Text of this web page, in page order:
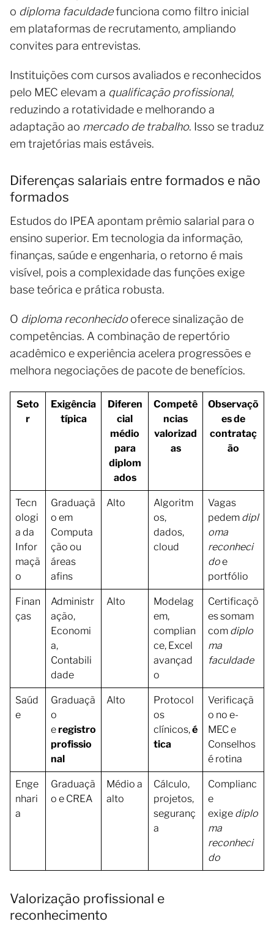
o diploma faculdadefunciona como filtro inicial
em plataformas de recrutamento, ampliando
convites para entrevistas.
Instituições com cursos avaliados e reconhecidos
pelo MEC elevam a qualificação profissional,
reduzindo a rotatividade e melhorando a
adaptação ao mercado de trabalho. Isso se traduz
em trajetórias mais estáveis.
Diferenças salariais entre formados e não
formados
Estudos do IPEA apontam prêmio salarial para o
ensino superior. Em tecnologia da informação,
finanças, saúde e engenharia, o retorno é mais
visível, pois a complexidade das funções exige
base teórica e prática robusta.
O diploma reconhecidooferece sinalização de
competências. A combinação de repertório
acadêmico e experiência acelera progressões e
melhora negociações de pacote de benefícios.
Seto
r
Exigência
típica
Diferen
cial
médio
para
diplom
ados
Competê
ncias
valorizad
as
Observaçõ
es de
contrataç
ão
Tecn
ologi
a da
Infor
maçã
o
Graduaçã
o em
Computa
ção ou
áreas
afins
Alto
Algoritm
os,
dados,
cloud
Vagas
pedem dipl
oma
reconheci
doe
portfólio
Finan
ças
Administr
ação,
Economi
a,
Contabili
dade
Alto
Modelag
em,
complian
ce, Excel
avançad
o
Certificaçõ
es somam
com diplo
ma
faculdade
Saúd
e
Graduaçã
o
eregistro
profissio
nal
Alto
Protocol
os
clínicos,é
tica
Verificaçã
o no e-
MEC e
Conselhos
é rotina
Enge
nhari
a
Graduaçã
o e CREA
Médio a
alto
Cálculo,
projetos,
seguranç
a
Complianc
e
exige diplo
ma
reconheci
do
Valorização profissional e
reconhecimento